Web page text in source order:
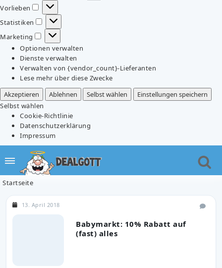
Vorlieben
Vorlieben
Statistiken
Statistiken
Marketing
Marketing
Optionen verwalten
Dienste verwalten
Verwalten von {vendor_count}-Lieferanten
Lese mehr über diese Zwecke
Akzeptieren
Ablehnen Selbst wählen
Einstellungen speichern
Selbst wählen
Cookie-Richtlinie
Datenschutzerklärung
Impressum
Startseite
Babymarkt: 10% Rabatt auf
(fast) alles
13. April 2018